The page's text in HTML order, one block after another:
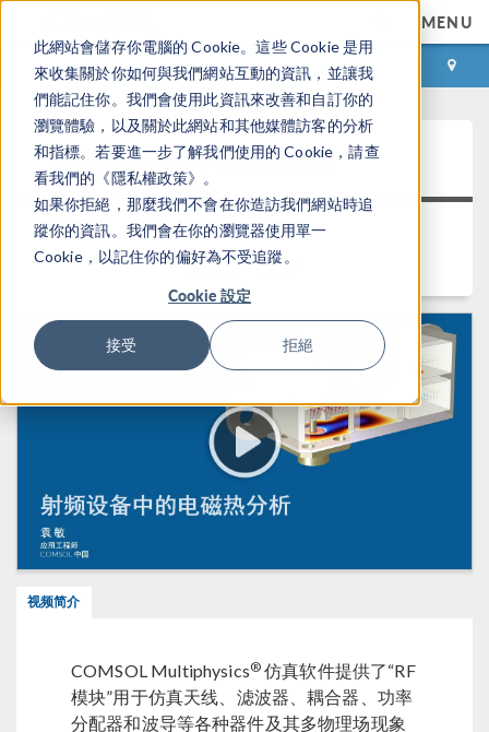
此網站會儲存你電腦的 Cookie。這些 Cookie 是用
來收集關於你如何與我們網站互動的資訊，並讓我
們能記住你。我們會使用此資訊來改善和自訂你的
瀏覽體驗，以及關於此網站和其他媒體訪客的分析
和指標。若要進一步了解我們使用的 Cookie，請查
看我們的《隱私權政策》。
如果你拒絕，那麼我們不會在你造訪我們網站時追
蹤你的資訊。我們會在你的瀏覽器使用單一
Cookie，以記住你的偏好為不受追蹤。
Cookie 設定
接受 拒絕
MENU
登录 咨询与购买
射频设备中的电磁热分析
返回视频中心
时长： 49:19
视频简介
COMSOL Multiphysics® 仿真软件提供了“RF
模块”用于仿真天线、滤波器、耦合器、功率
分配器和波导等各种器件及其多物理场现象